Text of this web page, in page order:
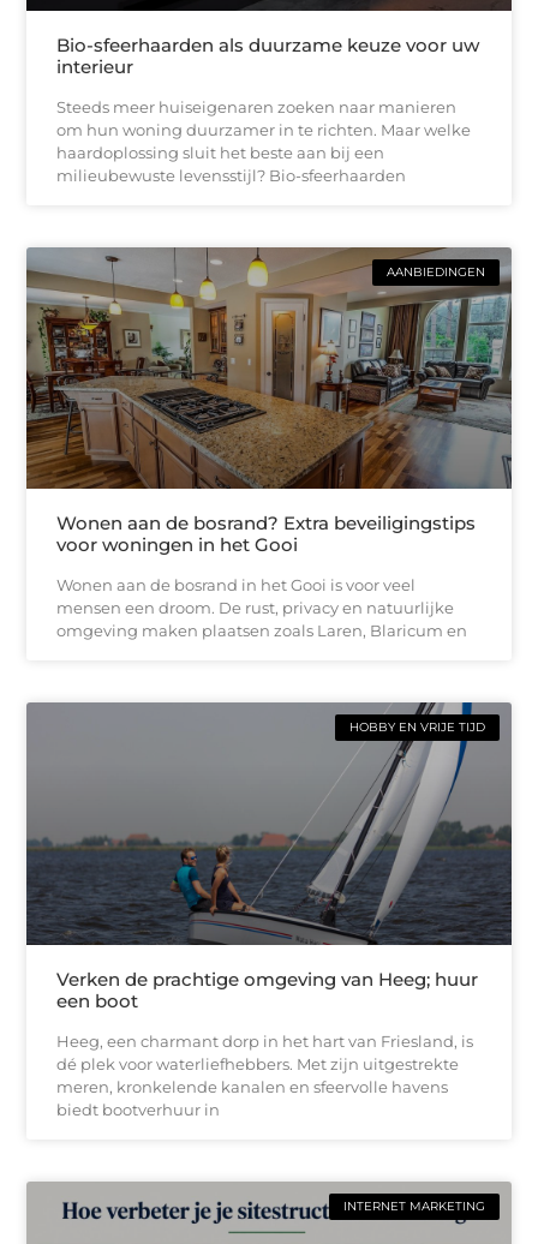
Bio-sfeerhaarden als duurzame keuze voor uw
interieur
Steeds meer huiseigenaren zoeken naar manieren
om hun woning duurzamer in te richten. Maar welke
haardoplossing sluit het beste aan bij een
milieubewuste levensstijl? Bio-sfeerhaarden
AANBIEDINGEN
Wonen aan de bosrand? Extra beveiligingstips
voor woningen in het Gooi
Wonen aan de bosrand in het Gooi is voor veel
mensen een droom. De rust, privacy en natuurlijke
omgeving maken plaatsen zoals Laren, Blaricum en
HOBBY EN VRIJE TIJD
Verken de prachtige omgeving van Heeg; huur
een boot
Heeg, een charmant dorp in het hart van Friesland, is
dé plek voor waterliefhebbers. Met zijn uitgestrekte
meren, kronkelende kanalen en sfeervolle havens
biedt bootverhuur in
INTERNET MARKETING